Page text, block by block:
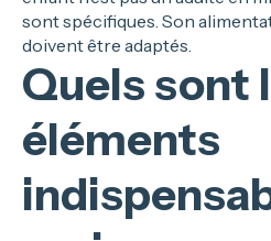
sont spécifiques. Son
doivent être adaptés.
Quels sont
éléments